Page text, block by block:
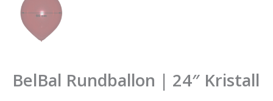
BelBal Rundballon | 24″ Kristall